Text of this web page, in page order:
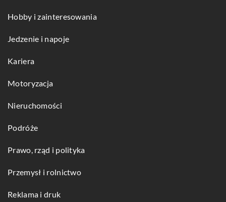
Hobby i zainteresowania
Jedzenie i napoje
Kariera
Motoryzacja
Nieruchomości
Podróże
Prawo, rząd i polityka
Przemysł i rolnictwo
Reklama i druk